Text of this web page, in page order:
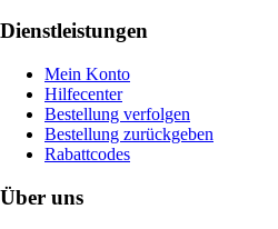
Dienstleistungen
Mein Konto
Hilfecenter
Bestellung verfolgen
Bestellung zurückgeben
Rabattcodes
Über uns